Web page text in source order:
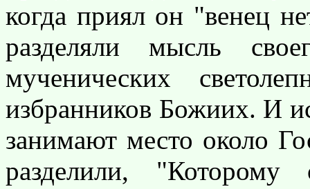
когда приял он "венец
разделяли мысль
мученических
избранников Божиих. И
занимают место около
разделили,